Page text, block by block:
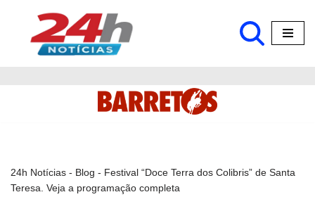
Pular
24h Notícias - Blog - Festival “Doce Terra dos Colibris” de Santa
Teresa. Veja a programação completa